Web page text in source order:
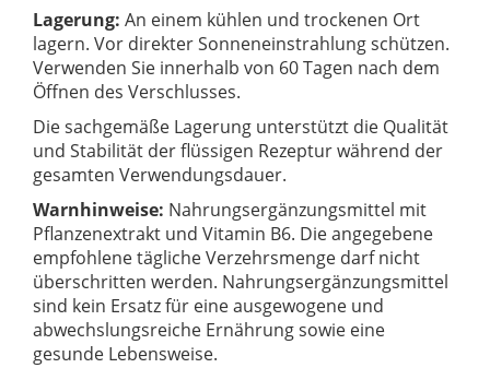
Lagerung: An einem kühlen und trockenen Ort
lagern. Vor direkter Sonneneinstrahlung schützen.
Verwenden Sie innerhalb von 60 Tagen nach dem
Öffnen des Verschlusses.
Die sachgemäße Lagerung unterstützt die Qualität
und Stabilität der flüssigen Rezeptur während der
gesamten Verwendungsdauer.
Warnhinweise: Nahrungsergänzungsmittel mit
Pflanzenextrakt und Vitamin B6. Die angegebene
empfohlene tägliche Verzehrsmenge darf nicht
überschritten werden. Nahrungsergänzungsmittel
sind kein Ersatz für eine ausgewogene und
abwechslungsreiche Ernährung sowie eine
gesunde Lebensweise.